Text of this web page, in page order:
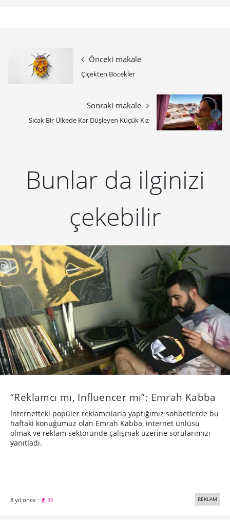
Önceki makale
Çiçekten Böcekler
Sonraki makale
Sıcak Bir Ülkede Kar Düşleyen Küçük Kız
Bunlar da ilginizi
çekebilir
“Reklamcı mı, Influencer mı”: Emrah Kabba
İnternetteki popüler reklamcılarla yaptığımız sohbetlerde bu
haftaki konuğumuz olan Emrah Kabba, internet ünlüsü
olmak ve reklam sektöründe çalışmak üzerine sorularımızı
yanıtladı.
8 yıl önce · 36 REKLAM